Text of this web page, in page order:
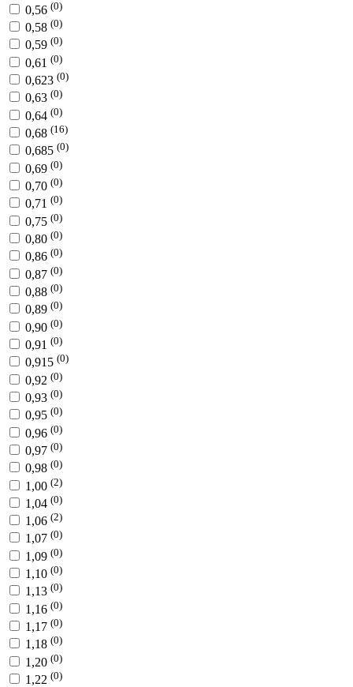
0,56 (0)
0,58 (0)
0,59 (0)
0,61 (0)
0,623 (0)
0,63 (0)
0,64 (0)
0,68 (16)
0,685 (0)
0,69 (0)
0,70 (0)
0,71 (0)
0,75 (0)
0,80 (0)
0,86 (0)
0,87 (0)
0,88 (0)
0,89 (0)
0,90 (0)
0,91 (0)
0,915 (0)
0,92 (0)
0,93 (0)
0,95 (0)
0,96 (0)
0,97 (0)
0,98 (0)
1,00 (2)
1,04 (0)
1,06 (2)
1,07 (0)
1,09 (0)
1,10 (0)
1,13 (0)
1,16 (0)
1,17 (0)
1,18 (0)
1,20 (0)
1,22 (0)